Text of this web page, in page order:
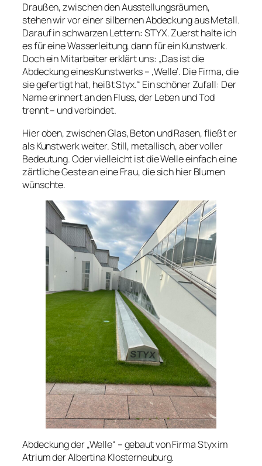
Draußen, zwischen den Ausstellungsräumen,
stehen wir vor einer silbernen Abdeckung aus Metall.
Darauf in schwarzen Lettern: STYX. Zuerst halte ich
es für eine Wasserleitung, dann für ein Kunstwerk.
Doch ein Mitarbeiter erklärt uns: „Das ist die
Abdeckung eines Kunstwerks – ‚Welle‘. Die Firma, die
sie gefertigt hat, heißt Styx.“ Ein schöner Zufall: Der
Name erinnert an den Fluss, der Leben und Tod
trennt – und verbindet.
Hier oben, zwischen Glas, Beton und Rasen, fließt er
als Kunstwerk weiter. Still, metallisch, aber voller
Bedeutung. Oder vielleicht ist die Welle einfach eine
zärtliche Geste an eine Frau, die sich hier Blumen
wünschte.
Abdeckung der „Welle“ – gebaut von Firma Styx im
Atrium der Albertina Klosterneuburg.